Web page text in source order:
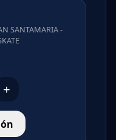
SANTAMARIA -
+